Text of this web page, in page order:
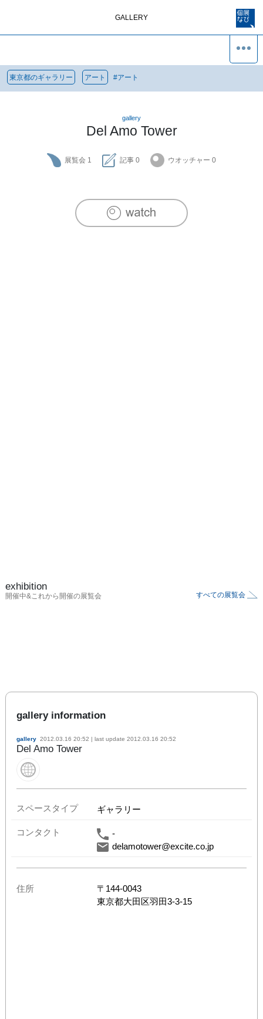
GALLERY
東京都のギャラリー アート #アート
gallery
Del Amo Tower
展覧会 1 記事 0 ウオッチャー 0
exhibition
開催中&これから開催の展覧会 すべての展覧会
gallery information
gallery 2012.03.16 20:52 | last update 2012.03.16 20:52
Del Amo Tower
スペースタイプ ギャラリー
コンタクト
-
delamotower@excite.co.jp
住所 〒 144-0043
東京都大田区羽田3-3-15